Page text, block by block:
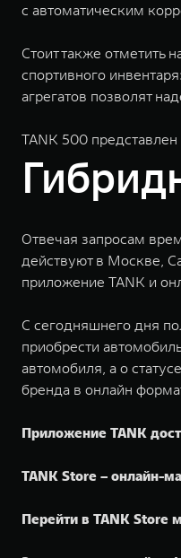
с автоматическим
Стоит также отметить
спортивного
агрегатов позволят
TANK 500
Отвечая запросам
действуют в Москве,
приложение TANK и
С сегодняшнего дня
приобрести
автомобиля, а о
бренда в онлайн
Приложение TANK
TANK Store – онлайн-
Перейти в TANK Store